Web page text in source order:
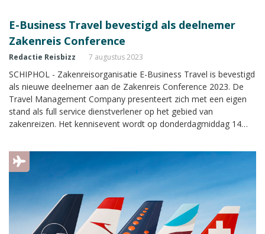
E-Business Travel bevestigd als deelnemer
Zakenreis Conference
Redactie Reisbizz 7 augustus 2023
SCHIPHOL - Zakenreisorganisatie E-Business Travel is bevestigd
als nieuwe deelnemer aan de Zakenreis Conference 2023. De
Travel Management Company presenteert zich met een eigen
stand als full service dienstverlener op het gebied van
zakenreizen. Het kennisevent wordt op donderdagmiddag 14
Schiphol.